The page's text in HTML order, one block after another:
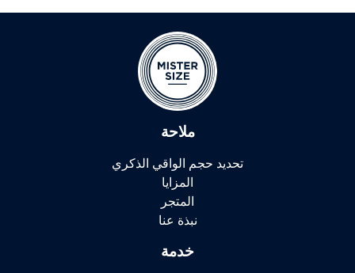
ملاحة
تحديد حجم الواقي الذكري
المزايا
المتجر
نبذة عنا
خدمة